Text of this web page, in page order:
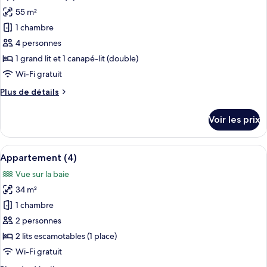
chambre
Appartement
(2)
les
photos
pour
ce
type
chambre :
55 m²
1 chambre
4 personnes
1 grand lit et 1 canapé-lit (double)
Wi-Fi gratuit
Plus de détails
Plus
le
type
de
chambre
Appartement
(3)
Voir les prix
Afficher
toutes
les
photos
pour
ce
type
de
chambre :
Une pièce moderne avec un tapis
7
Appartement (4)
Vue sur la baie
34 m²
1 chambre
2 personnes
2 lits escamotables (1 place)
Wi-Fi gratuit